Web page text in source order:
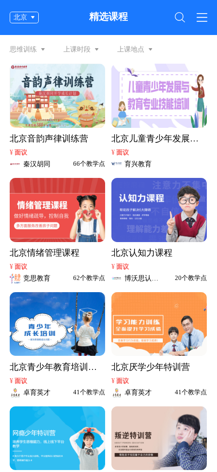
北京 精选课程
思维训练 上课时段 上课地点
北京音韵声律训练营
¥ 面议
秦汉胡同 66个教学点
北京儿童青少年发展与
教育
¥ 面议
育兴教育
北京情绪管理课程
¥ 面议
竞思教育 62个教学点
北京认知力课程
¥ 面议
博沃思认知
20个教学点
北京青少年教育培训中
心
¥ 面议
卓育英才 41个教学点
北京厌学少年特训营
¥ 面议
卓育英才 41个教学点